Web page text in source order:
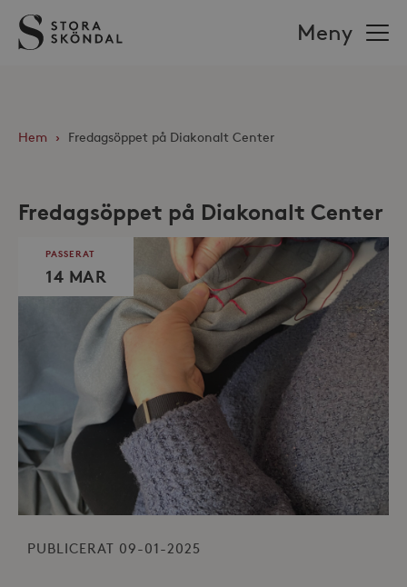
Stora
Sköndal
Meny
Hem › Fredagsöppet på Diakonalt Center
Fredagsöppet på Diakonalt Center
PASSERAT
14 MAR
PUBLICERAT 09-01-2025